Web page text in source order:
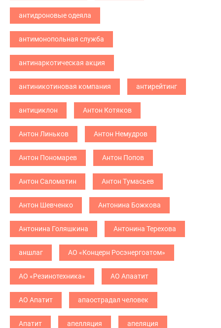
антидроновые одеяла
антимонопольная служба
антинаркотическая акция
антиникотиновая компания антирейтинг
антициклон Антон Котяков
Антон Линьков Антон Немудров
Антон Пономарев Антон Попов
Антон Саломатин Антон Тумасьев
Антон Шевченко Антонина Божкова
Антонина Голяшкина Антонина Терехова
аншлаг АО «Концерн Росэнергоатом»
АО «Резинотехника» АО Апаатит
АО Апатит апаострадал человек
Апатит апелляция апеляция